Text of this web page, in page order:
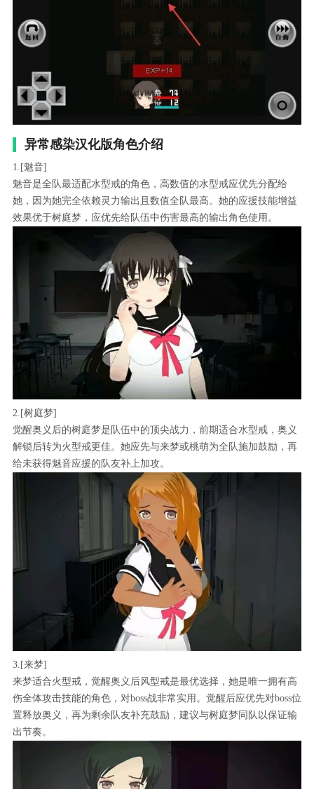
异常感染汉化版角色介绍
1.[魅音]
魅音是全队最适配水型戒的角色，高数值的水型戒应优先分配给
她，因为她完全依赖灵力输出且数值全队最高。她的应援技能增益
效果优于树庭梦，应优先给队伍中伤害最高的输出角色使用。
2.[树庭梦]
觉醒奥义后的树庭梦是队伍中的顶尖战力，前期适合水型戒，奥义
解锁后转为火型戒更佳。她应先与来梦或桃萌为全队施加鼓励，再
给未获得魅音应援的队友补上加攻。
3.[来梦]
来梦适合火型戒，觉醒奥义后风型戒是最优选择，她是唯一拥有高
伤全体攻击技能的角色，对boss战非常实用。觉醒后应优先对boss位
置释放奥义，再为剩余队友补充鼓励，建议与树庭梦同队以保证输
出节奏。